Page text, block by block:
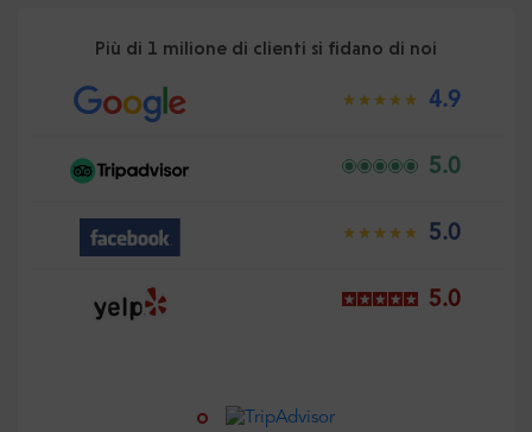
Più di 1 milione di clienti si fidano di noi
4.9
5.0
5.0
5.0